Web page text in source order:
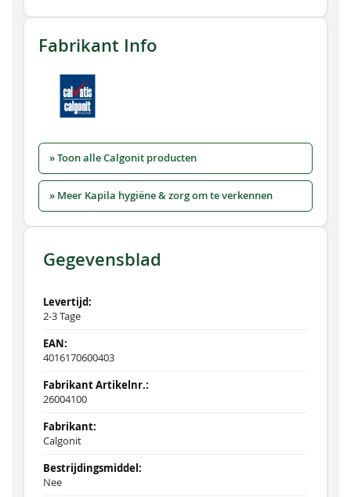
Fabrikant Info
» Toon alle Calgonit producten
» Meer Kapila hygiëne & zorg om te verkennen
Gegevensblad
2-3 Tage
4016170600403
26004100
Calgonit
Nee